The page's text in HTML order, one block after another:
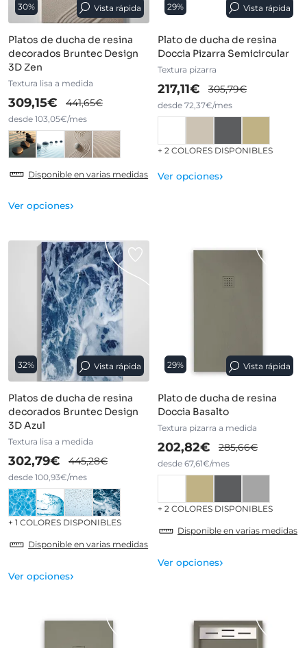
30% Vista rápida
Platos de ducha de resina
decorados Bruntec Design
3D Zen
Textura lisa a medida
309,15€ 441,65€
desde 103,05€/mes
Disponible en varias medidas
Ver opciones›
29% Vista rápida
Plato de ducha de resina
Doccia Pizarra Semicircular
Textura pizarra
217,11€ 305,79€
desde 72,37€/mes
+ 2 COLORES DISPONIBLES
Ver opciones›
32% Vista rápida
Platos de ducha de resina
decorados Bruntec Design
3D Azul
Textura lisa a medida
302,79€ 445,28€
desde 100,93€/mes
+ 1 COLORES DISPONIBLES
Disponible en varias medidas
Ver opciones›
29% Vista rápida
Plato de ducha de resina
Doccia Basalto
Textura pizarra a medida
202,82€ 285,66€
desde 67,61€/mes
+ 2 COLORES DISPONIBLES
Disponible en varias medidas
Ver opciones›